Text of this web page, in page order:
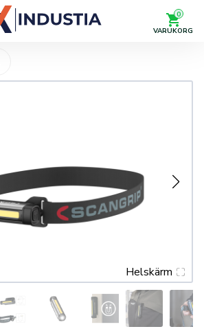
0
VARUKORG
Helskärm